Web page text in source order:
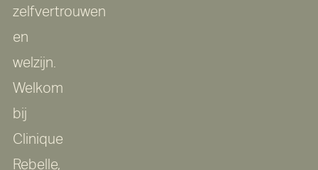
zelfvertrouwen
en
welzijn.
Welkom
bij
Clinique
Rebelle,